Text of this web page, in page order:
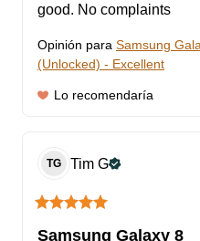
good. No complaints
Opinión para Samsung
(Unlocked) - Excellent
Lo recomendaría
TG Tim G
Samsung Galaxy 8